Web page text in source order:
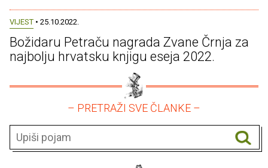
VIJEST • 25.10.2022.
Božidaru Petraču nagrada Zvane Črnja za
najbolju hrvatsku knjigu eseja 2022.
– PRETRAŽI SVE ČLANKE –